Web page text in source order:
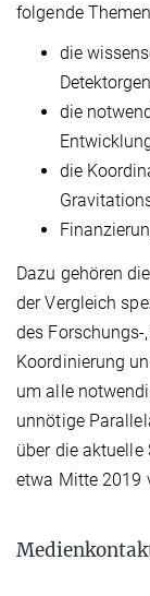
folgende
die
die
die
Dazu gehören
der Vergleich
des
Koordinierung
um alle
unnötige
über die
etwa Mitte 2019